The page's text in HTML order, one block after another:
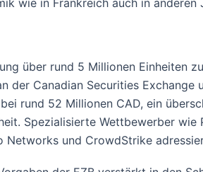
über rund 5 Millionen Einheiten
Canadian Securities Exchange
rund 52 Millionen CAD, ein
Spezialisierte Wettbewerber
und CrowdStrike